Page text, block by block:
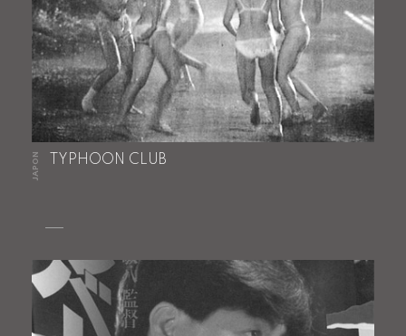
JAPON TYPHOON CLUB